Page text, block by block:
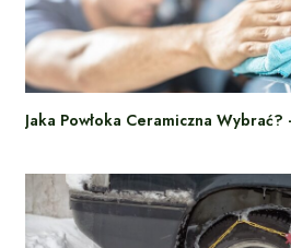
Jaka Powłoka Ceramiczna